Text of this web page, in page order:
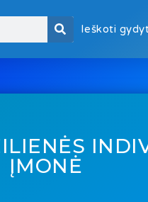
Ieškoti
ĮMONĖ